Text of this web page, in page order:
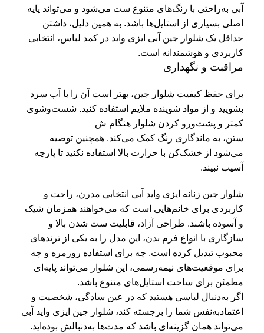
آبی به‌راحتی با رنگ‌های متنوع ست می‌شود و می‌تواند پایه
اصلی بسیاری از استایل‌ها باشد. به همین دلیل، داشتن
حداقل یک شلوار جین آبی ایزی واید در کمد لباس، انتخابی
کاربردی و هوشمندانه است.
مراقبت و نگهداری
برای حفظ کیفیت شلوار جین، بهتر است آن را با آب سرد
بشویید و از مواد شوینده ملایم استفاده کنید. شست‌وشوی
کمتر و پشت‌ورو کردن شلوار هنگام ش
ستن، به ماندگاری رنگ کمک می‌کند. همچنین توصیه
می‌شود از خشک‌کن با حرارت بالا استفاده نکنید تا پارچه
آسیب نبیند.
شلوار جین زنانه ایزی واید آبی انتخابی مدرن، راحت و
کاربردی برای خانم‌هایی است که می‌خواهند همزمان شیک
و آسوده باشند. طراحی آزاد، قابلیت ست شدن بالا و
سازگاری با انواع فرم بدن، این مدل را به یکی از ترندهای
محبوب تبدیل کرده است. چه برای استفاده روزمره و چه
برای موقعیت‌های نیمه‌رسمی، این شلوار می‌تواند پایه‌ای
مطمئن برای ساخت استایل‌های متنوع باشد.
اگر به‌دنبال لباسی هستید که در عین سادگی، شخصیت و
اعتمادبه‌نفس شما را برجسته کند، شلوار جین ایزی واید آبی
می‌تواند همان گزینه‌ای باشد که مدت‌ها به‌دنبالش بوده‌اید.